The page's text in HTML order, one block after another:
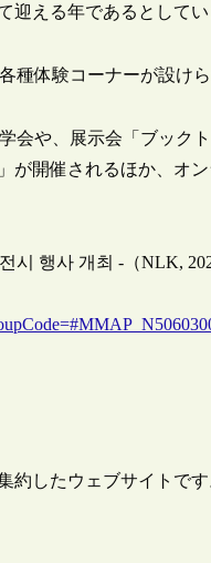
迎える年であるとしてい
体験コーナーが設けら
会や、展示会「ブック
が開催されるほか、オ
시 행사 개최 -（NLK,
したウェブサイトです